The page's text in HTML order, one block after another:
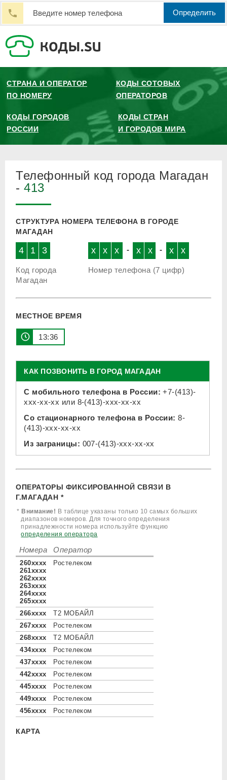
Определить
СТРАНА И ОПЕРАТОР
ПО НОМЕРУ
КОДЫ СОТОВЫХ
ОПЕРАТОРОВ
КОДЫ ГОРОДОВ
РОССИИ
КОДЫ СТРАН
И ГОРОДОВ МИРА
Телефонный код города Магадан
-413
СТРУКТУРА НОМЕРА ТЕЛЕФОНА В ГОРОДЕ
МАГАДАН
4 1 3
Код города
Магадан
x x x - x x - x x
Номер телефона (7 цифр)
МЕСТНОЕ ВРЕМЯ
13:36
КАК ПОЗВОНИТЬ В ГОРОД МАГАДАН
С мобильного телефона в России: +7-(413)-
xxx-xx-xx или 8-(413)-xxx-xx-xx
Со стационарного телефона в России: 8-
(413)-xxx-xx-xx
Из заграницы: 007-(413)-xxx-xx-xx
ОПЕРАТОРЫ ФИКСИРОВАННОЙ СВЯЗИ В
Г.МАГАДАН *
* Внимание! В таблице указаны только 10 самых больших
диапазонов номеров. Для точного определения
принадлежности номера используйте функцию
определения оператора
Номера Оператор
260xxxx
261xxxx
262xxxx
263xxxx
264xxxx
265xxxx
Ростелеком
266xxxx
Т2 МОБАЙЛ
267xxxx
Ростелеком
268xxxx
Т2 МОБАЙЛ
434xxxx
Ростелеком
437xxxx
Ростелеком
442xxxx
Ростелеком
445xxxx
Ростелеком
449xxxx
Ростелеком
456xxxx
Ростелеком
КАРТА